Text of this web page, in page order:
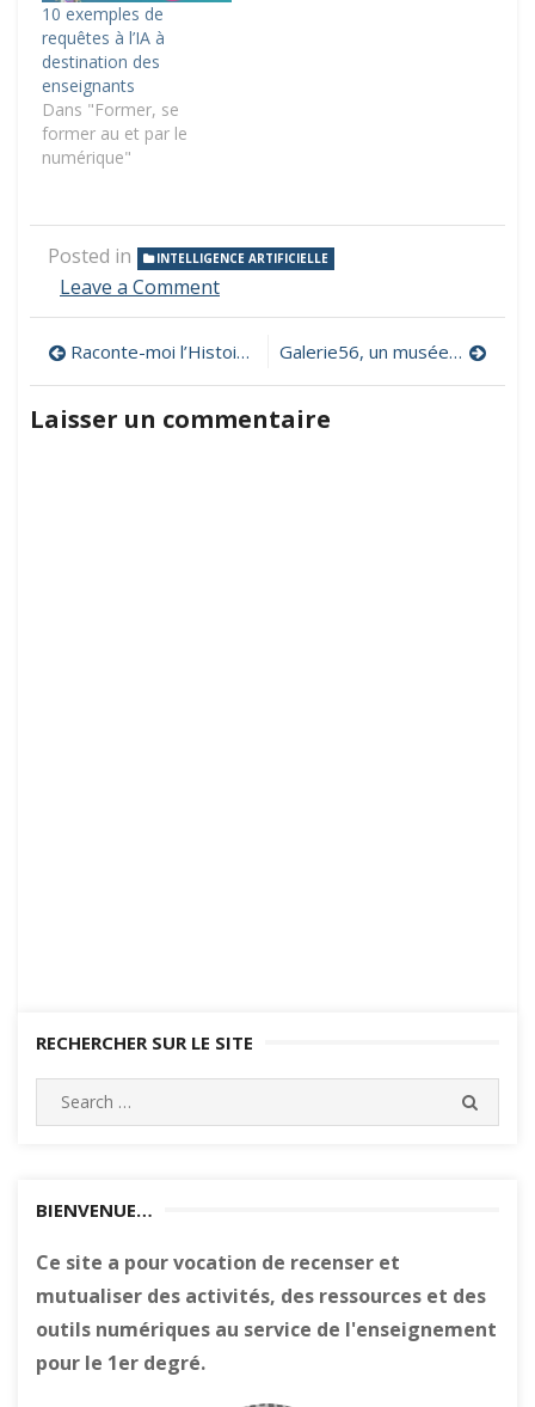
10 exemples de
requêtes à l’IA à
destination des
enseignants
Dans "Former, se
former au et par le
numérique"
Posted in INTELLIGENCE ARTIFICIELLE
Leave a Commenton
classe,
140
prompts
testés
Navigation
de
l’article
Raconte-moi l’Histoire, un podcast qui fait voyager les enfants dans le temps Galerie56, un musée virtuel pour les production de vos élèves
Laisser un commentaire
RECHERCHER SUR LE SITE
BIENVENUE…
Ce site a pour vocation de recenser et
mutualiser des activités, des ressources et des
outils numériques au service de l'enseignement
pour le 1er degré.